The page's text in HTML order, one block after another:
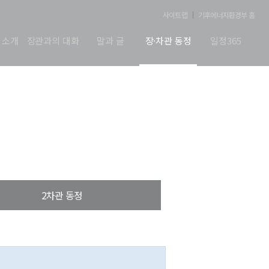
사이트맵 기후에너지환경부 홈
개 장관과의 대화 말과 글 장·차관 동정 일정365
2차관 동정